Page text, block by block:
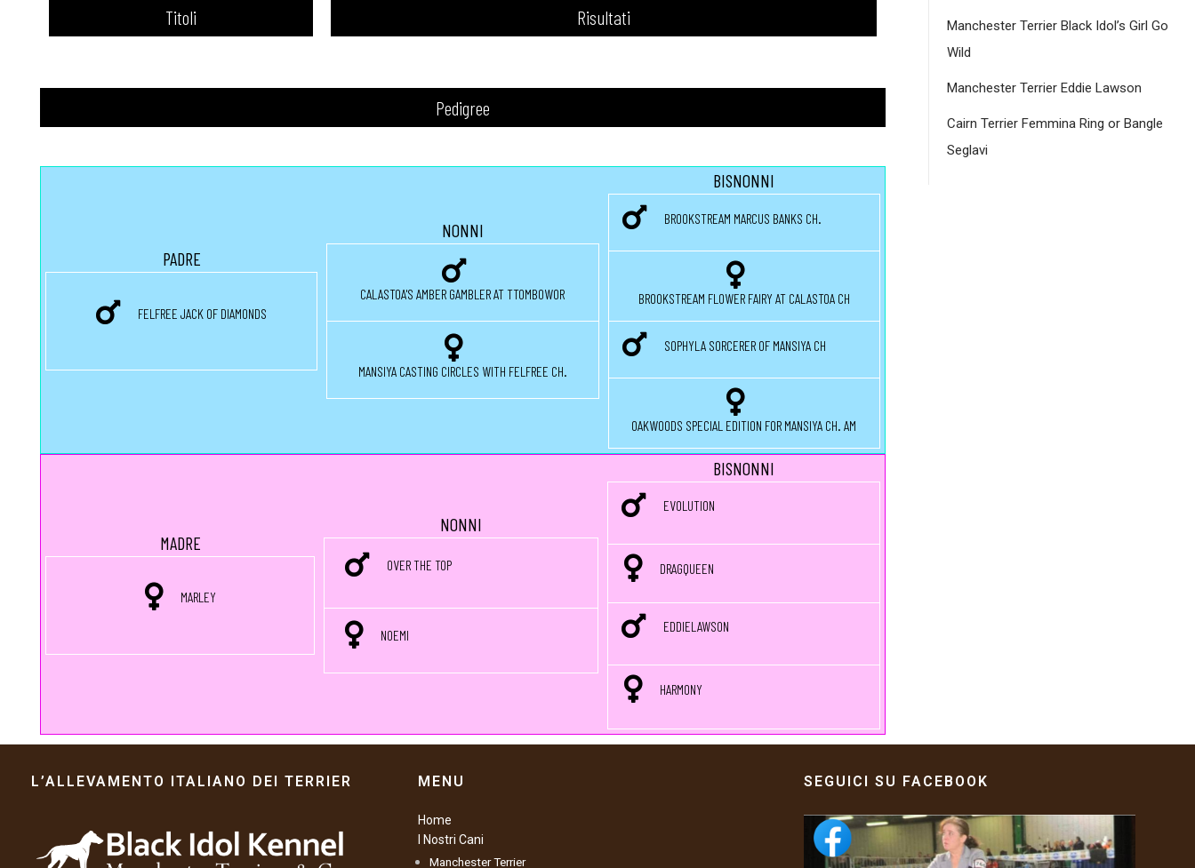
V
r
n
a
s
i
Titoli Risultati
Pedigree
PADRE
FELFREE JACK OF DIAMONDS
NONNI
CALASTOA'S AMBER GAMBLER AT TTOMBOWOR
MANSIYA CASTING CIRCLES WITH FELFREE CH.
BISNONNI
BROOKSTREAM MARCUS BANKS CH.
BROOKSTREAM FLOWER FAIRY AT CALASTOA CH
SOPHYLA SORCERER OF MANSIYA CH
OAKWOODS SPECIAL EDITION FOR MANSIYA CH. AM
MADRE
MARLEY
NONNI
OVER THE TOP
NOEMI
BISNONNI
EVOLUTION
DRAGQUEEN
EDDIELAWSON
HARMONY
Manchester Terrier Black Idol’s Girl Go
Wild
Manchester Terrier Eddie Lawson
Cairn Terrier Femmina Ring or Bangle
Seglavi
L’ALLEVAMENTO ITALIANO DEI TERRIER MENU
Home
I Nostri Cani
Manchester Terrier
SEGUICI SU FACEBOOK